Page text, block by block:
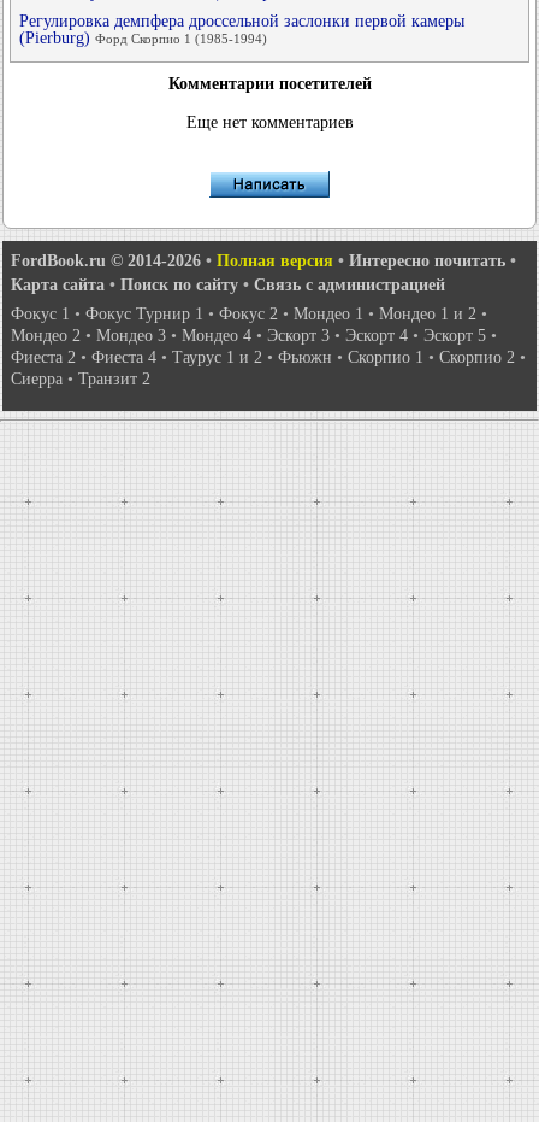
Регулировка демпфера дроссельной заслонки первой камеры
(Pierburg) Форд Скорпио 1 (1985-1994)
Комментарии посетителей
Еще нет комментариев
FordBook.ru © 2014-2026 • Полная версия • Интересно почитать •
Карта сайта • Поиск по сайту • Связь с администрацией
Фокус 1 • Фокус Турнир 1 • Фокус 2 • Мондео 1 • Мондео 1 и 2 •
Мондео 2 • Мондео 3 • Мондео 4 • Эскорт 3 • Эскорт 4 • Эскорт 5 •
Фиеста 2 • Фиеста 4 • Таурус 1 и 2 • Фьюжн • Скорпио 1 • Скорпио 2 •
Сиерра • Транзит 2